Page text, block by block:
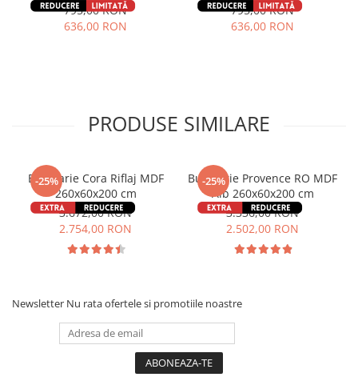
795,00 RON
636,00 RON
795,00 RON
636,00 RON
PRODUSE SIMILARE
-25%
Bucatarie Cora Riflaj MDF
260x60x200 cm
3.672,00 RON
2.754,00 RON
-25%
Bucatarie Provence RO MDF
Alb 260x60x200 cm
3.336,00 RON
2.502,00 RON
Newsletter Nu rata ofertele si promotiile noastre